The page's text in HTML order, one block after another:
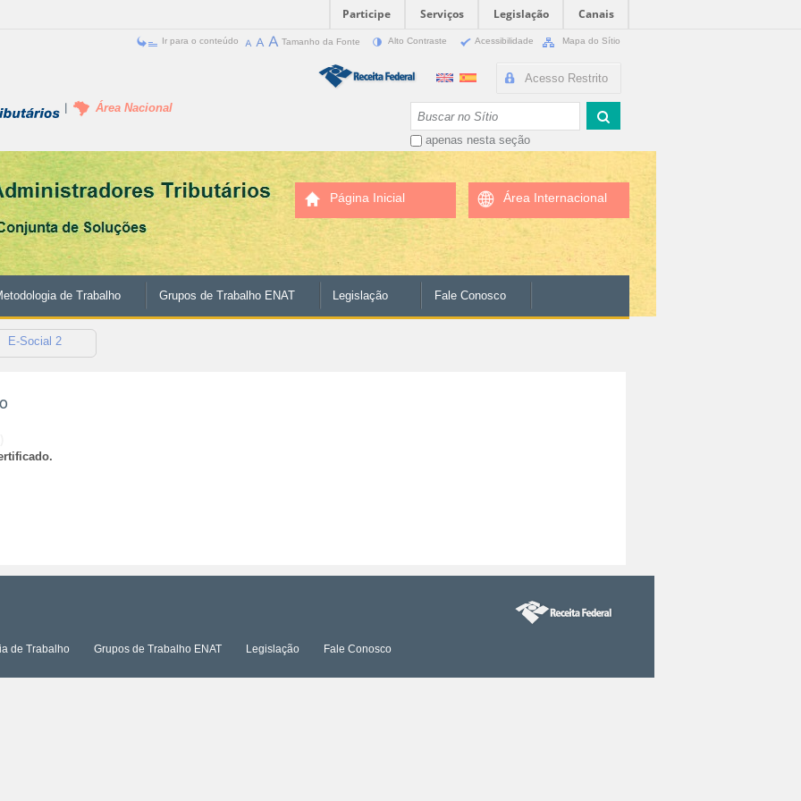
Participe Serviços Legislação
Canais
Ir para o conteúdo Tamanho da Fonte Alto Contraste Acessibilidade Mapa do Sítio
Acesso Restrito
apenas nesta seção
Área Nacional
Página Inicial Área Internacional
de Trabalho Grupos de Trabalho ENAT Legislação Fale Conosco
E-Social 2
de Trabalho Grupos de Trabalho ENAT Legislação Fale Conosco